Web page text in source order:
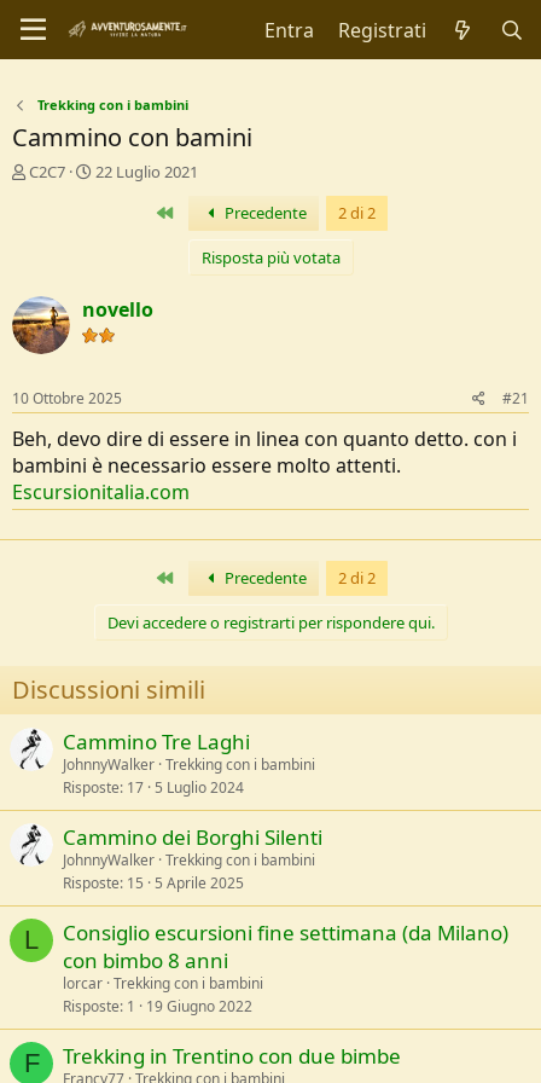
Entra Registrati
Trekking con i bambini
Cammino con bamini
C
r
e
D
c
u
s
s
i
n
C2C7
D
I
n
i
o
22 Luglio 2021
Primo Precedente 2 di 2
Risposta più votata
novello
10 Ottobre 2025 #21
Beh, devo dire di essere in linea con quanto detto. con i
bambini è necessario essere molto attenti.
Escursionitalia.com
Primo Precedente 2 di 2
Devi accedere o registrarti per rispondere qui.
Discussioni simili
Cammino Tre Laghi
JohnnyWalker Trekking con i bambini
Risposte 17 5 Luglio 2024
Cammino dei Borghi Silenti
JohnnyWalker Trekking con i bambini
Risposte 15 5 Aprile 2025
L
Consiglio escursioni fine settimana (da Milano)
con bimbo 8 anni
lorcar Trekking con i bambini
Risposte 1 19 Giugno 2022
F Trekking in Trentino con due bimbe
Francy77 Trekking con i bambini